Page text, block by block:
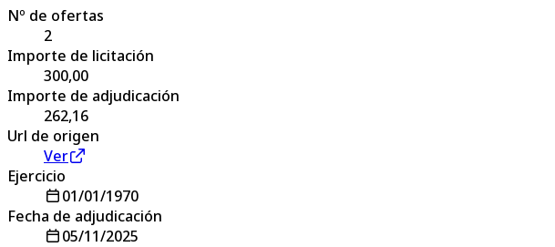
Nº de ofertas
2
Importe de licitación
300,00
Importe de adjudicación
262,16
Url de origen
Ver
Ejercicio
01/01/1970
Fecha de adjudicación
05/11/2025